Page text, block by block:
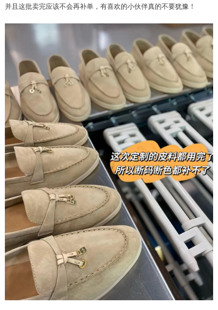
并且这批卖完应该不会再补单，有喜欢的小伙伴真的不要犹豫！